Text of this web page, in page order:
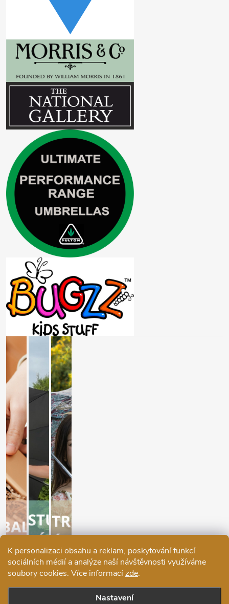
K personalizaci obsahu a reklam, poskytování funkcí
sociálních médií a analýze naší návštěvnosti využíváme
soubory cookies. Více informacízde.
Nastavení